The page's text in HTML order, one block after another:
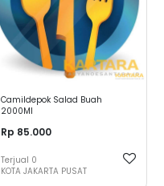
Camildepok Salad Buah
2000MI
Rp 85.000
Terjual 0
KOTA JAKARTA PUSAT